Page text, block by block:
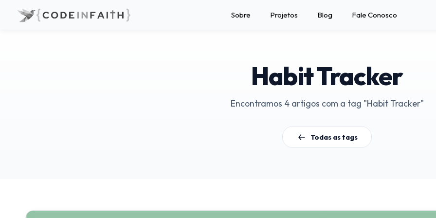
Sobre Projetos Blog Fale Conosco
Habit Tracker
Encontramos 4 artigos com a tag "Habit Tracker"
Todas as tags